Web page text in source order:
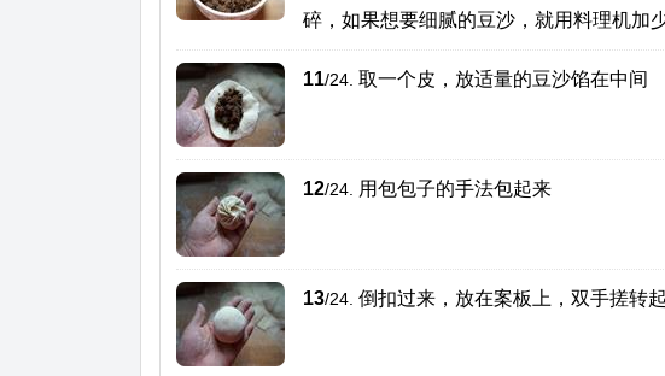
碎，如果想要细腻的豆沙，就用料理机加
11/24. 取一个皮，放适量的豆沙馅在中间
12/24. 用包包子的手法包起来
13/24. 倒扣过来，放在案板上，双手搓转